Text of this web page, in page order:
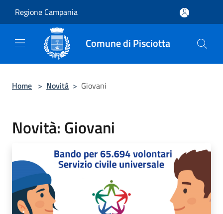
Regione Campania
Comune di Pisciotta
Home > Novità > Giovani
Novità: Giovani